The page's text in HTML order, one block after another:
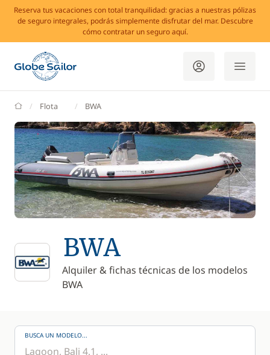
Reserva tus vacaciones con total tranquilidad: gracias a nuestras pólizas
de seguro integrales, podrás simplemente disfrutar del mar. Descubre
cómo contratar un seguro aquí.
GlobeSailor
Flota BWA
BWA
Alquiler & fichas técnicas de los modelos
BWA
BUSCA UN MODELO...